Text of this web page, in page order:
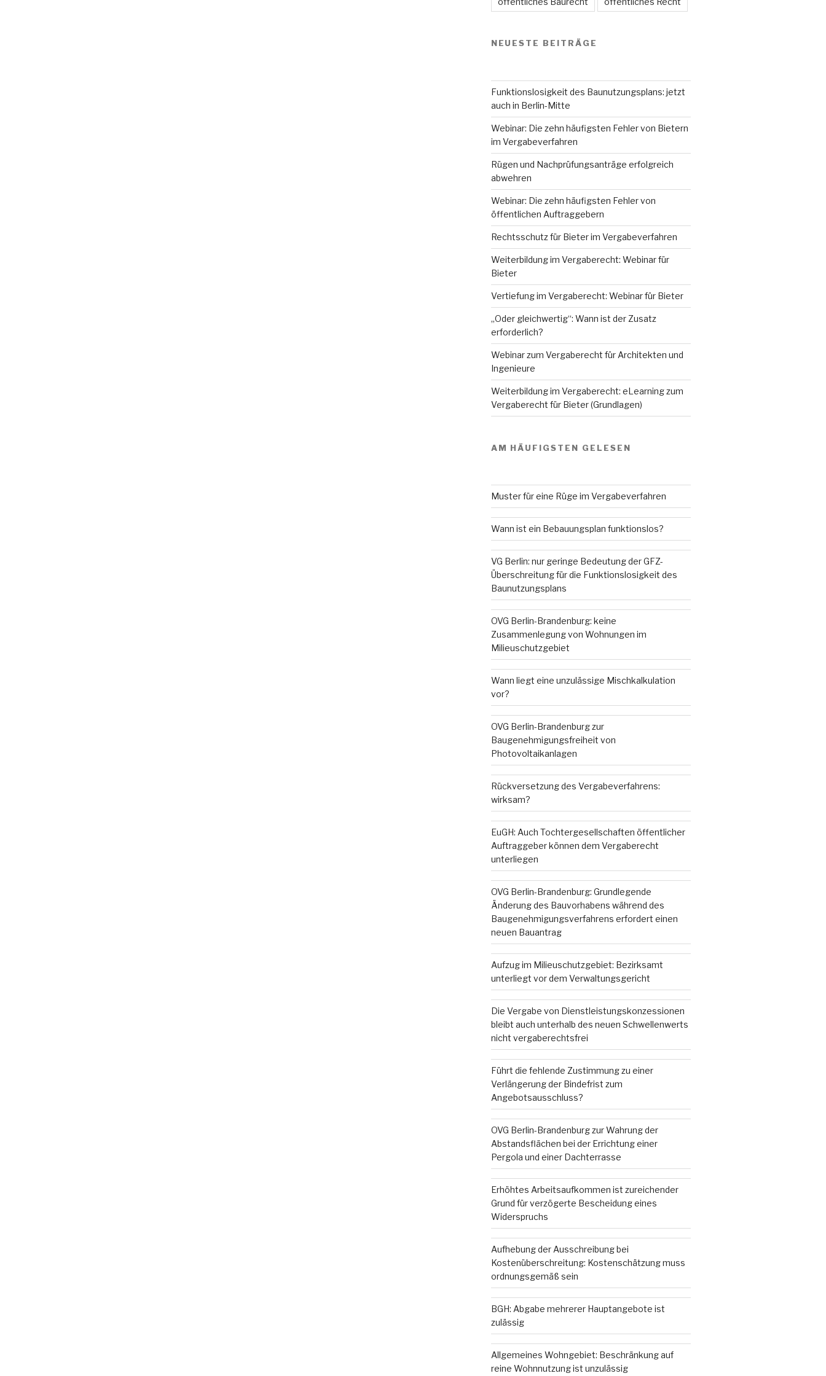
NEUESTE BEITRÄGE
Funktionslosigkeit des Baunutzungsplans: jetzt
auch in Berlin-Mitte
Webinar: Die zehn häufigsten Fehler von Bietern
im Vergabeverfahren
Rügen und Nachprüfungsanträge erfolgreich
abwehren
Webinar: Die zehn häufigsten Fehler von
öffentlichen Auftraggebern
Rechtsschutz für Bieter im Vergabeverfahren
Weiterbildung im Vergaberecht: Webinar für
Bieter
Vertiefung im Vergaberecht: Webinar für Bieter
„Oder gleichwertig“: Wann ist der Zusatz
erforderlich?
Webinar zum Vergaberecht für Architekten und
Ingenieure
Weiterbildung im Vergaberecht: eLearning zum
Vergaberecht für Bieter (Grundlagen)
AM HÄUFIGSTEN GELESEN
Muster für eine Rüge im Vergabeverfahren
Wann ist ein Bebauungsplan funktionslos?
VG Berlin: nur geringe Bedeutung der GFZ-
Überschreitung für die Funktionslosigkeit des
Baunutzungsplans
OVG Berlin-Brandenburg: keine
Zusammenlegung von Wohnungen im
Milieuschutzgebiet
Wann liegt eine unzulässige Mischkalkulation
vor?
OVG Berlin-Brandenburg zur
Baugenehmigungsfreiheit von
Photovoltaikanlagen
Rückversetzung des Vergabeverfahrens:
wirksam?
EuGH: Auch Tochtergesellschaften öffentlicher
Auftraggeber können dem Vergaberecht
unterliegen
OVG Berlin-Brandenburg: Grundlegende
Änderung des Bauvorhabens während des
Baugenehmigungsverfahrens erfordert einen
neuen Bauantrag
Aufzug im Milieuschutzgebiet: Bezirksamt
unterliegt vor dem Verwaltungsgericht
Die Vergabe von Dienstleistungskonzessionen
bleibt auch unterhalb des neuen Schwellenwerts
nicht vergaberechtsfrei
Führt die fehlende Zustimmung zu einer
Verlängerung der Bindefrist zum
Angebotsausschluss?
OVG Berlin-Brandenburg zur Wahrung der
Abstandsflächen bei der Errichtung einer
Pergola und einer Dachterrasse
Erhöhtes Arbeitsaufkommen ist zureichender
Grund für verzögerte Bescheidung eines
Widerspruchs
Aufhebung der Ausschreibung bei
Kostenüberschreitung: Kostenschätzung muss
ordnungsgemäß sein
BGH: Abgabe mehrerer Hauptangebote ist
zulässig
Allgemeines Wohngebiet: Beschränkung auf
reine Wohnnutzung ist unzulässig